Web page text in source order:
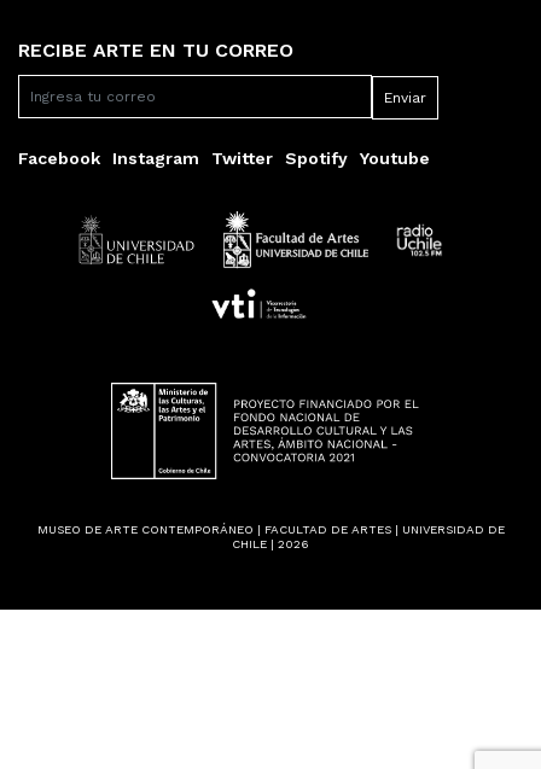
RECIBE ARTE EN TU CORREO
Facebook Instagram Twitter Spotify Youtube
MUSEO DE ARTE CONTEMPORÁNEO | FACULTAD DE ARTES | UNIVERSIDAD DE
CHILE | 2026